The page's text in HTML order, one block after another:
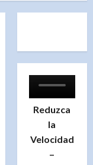
Reduzca
la
Velocidad
–